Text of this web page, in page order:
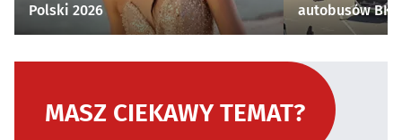
Polski 2026
autobusów
MASZ CIEKAWY TEMAT?